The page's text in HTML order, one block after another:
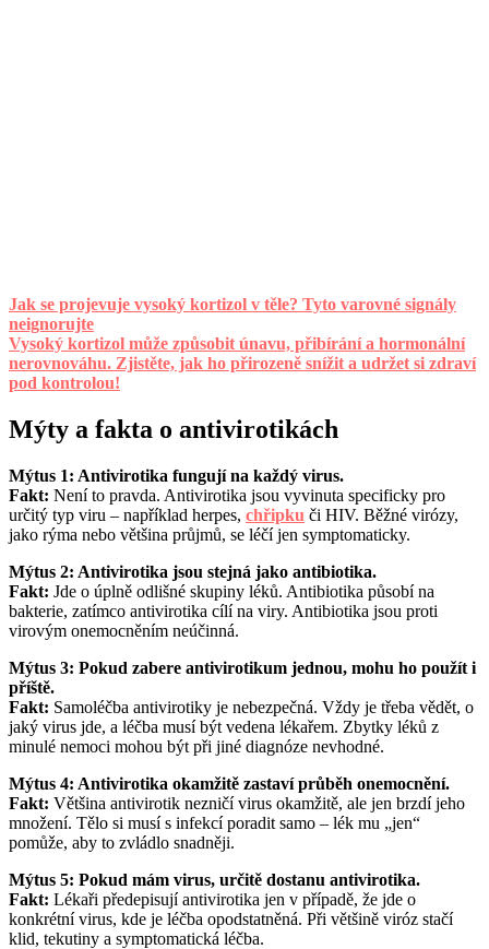
Jak se projevuje vysoký kortizol v těle? Tyto varovné signály
neignorujte
Vysoký kortizol může způsobit únavu, přibírání a hormonální
nerovnováhu. Zjistěte, jak ho přirozeně snížit a udržet si zdraví
pod kontrolou!
Mýty a fakta o antivirotikách
Mýtus 1: Antivirotika fungují na každý virus.
Fakt: Není to pravda. Antivirotika jsou vyvinuta specificky pro
určitý typ viru – například herpes, chřipku či HIV. Běžné virózy,
jako rýma nebo většina průjmů, se léčí jen symptomaticky.
Mýtus 2: Antivirotika jsou stejná jako antibiotika.
Fakt: Jde o úplně odlišné skupiny léků. Antibiotika působí na
bakterie, zatímco antivirotika cílí na viry. Antibiotika jsou proti
virovým onemocněním neúčinná.
Mýtus 3: Pokud zabere antivirotikum jednou, mohu ho použít i
příště.
Fakt: Samoléčba antivirotiky je nebezpečná. Vždy je třeba vědět, o
jaký virus jde, a léčba musí být vedena lékařem. Zbytky léků z
minulé nemoci mohou být při jiné diagnóze nevhodné.
Mýtus 4: Antivirotika okamžitě zastaví průběh onemocnění.
Fakt: Většina antivirotik nezničí virus okamžitě, ale jen brzdí jeho
množení. Tělo si musí s infekcí poradit samo – lék mu „jen“
pomůže, aby to zvládlo snadněji.
Mýtus 5: Pokud mám virus, určitě dostanu antivirotika.
Fakt: Lékaři předepisují antivirotika jen v případě, že jde o
konkrétní virus, kde je léčba opodstatněná. Při většině viróz stačí
klid, tekutiny a symptomatická léčba.